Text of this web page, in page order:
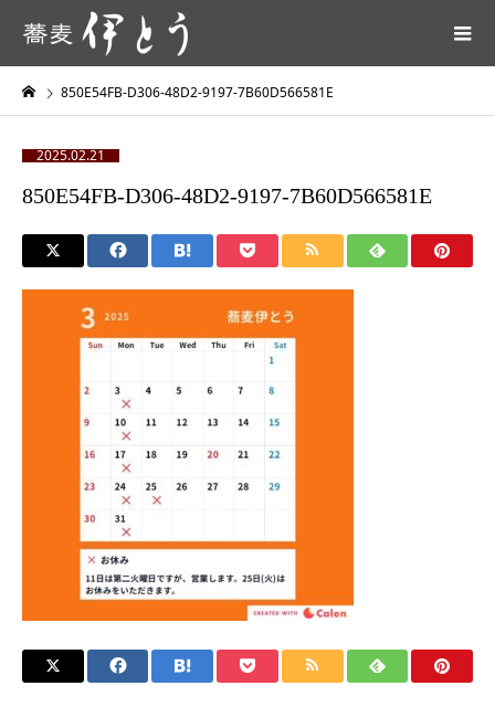
850E54FB-D306-48D2-9197-7B60D566581E
2025.02.21
850E54FB-D306-48D2-9197-7B60D566581E